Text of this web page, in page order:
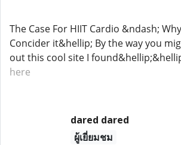
The Case For HIIT Cardio &ndash;
Concider it&hellip; By the way you
out this cool site I
here
dared dared
ผู้เยี่ยมชม